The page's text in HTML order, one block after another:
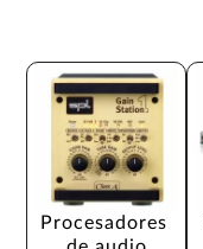
Procesadores